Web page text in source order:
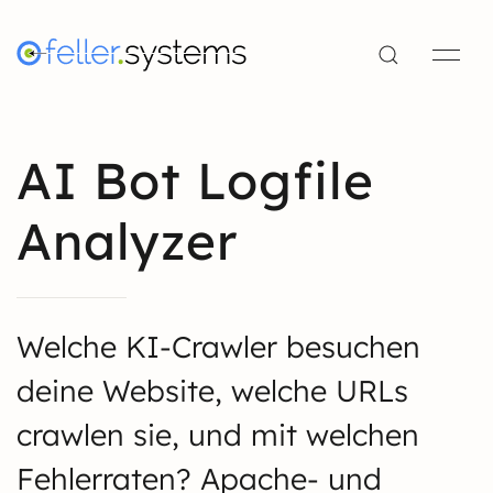
AI Bot Logfile
Analyzer
Welche KI-Crawler besuchen
deine Website, welche URLs
crawlen sie, und mit welchen
Fehlerraten? Apache- und